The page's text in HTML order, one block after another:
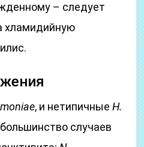
– следует
хламидийную
, и нетипичныеH.
случаев